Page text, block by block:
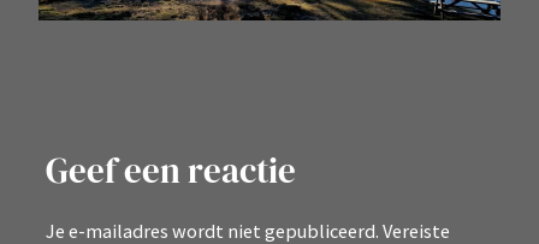
Geef een reactie
Je e-mailadres wordt niet gepubliceerd. Vereiste